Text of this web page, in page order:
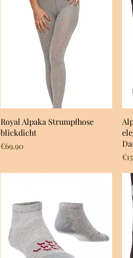
Quick View
Royal Alpaka Strumpfhose
blickdicht
Price
€69.90